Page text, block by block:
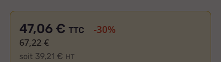
47,06 €
soit 39,21 € HT
TTC -30%
67,22 €